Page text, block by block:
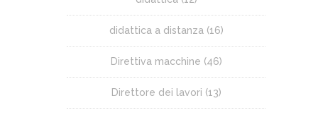
didattica a distanza (16)
Direttiva macchine (46)
Direttore dei lavori (13)